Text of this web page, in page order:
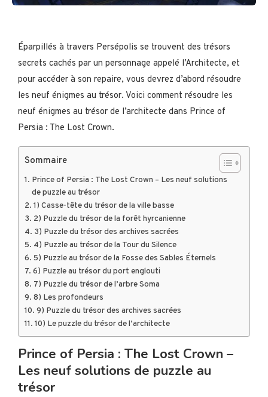
Éparpillés à travers Persépolis se trouvent des trésors
secrets cachés par un personnage appelé l’Architecte, et
pour accéder à son repaire, vous devrez d’abord résoudre
les neuf énigmes au trésor. Voici comment résoudre les
neuf énigmes au trésor de l’architecte dans Prince of
Persia : The Lost Crown.
Sommaire
Prince of Persia : The Lost Crown – Les neuf solutions
de puzzle au trésor
1) Casse-tête du trésor de la ville basse
2) Puzzle du trésor de la forêt hyrcanienne
3) Puzzle du trésor des archives sacrées
4) Puzzle au trésor de la Tour du Silence
5) Puzzle au trésor de la Fosse des Sables Éternels
6) Puzzle au trésor du port englouti
7) Puzzle du trésor de l’arbre Soma
8) Les profondeurs
9) Puzzle du trésor des archives sacrées
10) Le puzzle du trésor de l’architecte
Prince of Persia : The Lost Crown –
Les neuf solutions de puzzle au
trésor